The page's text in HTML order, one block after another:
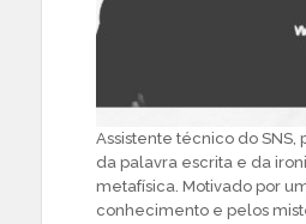
Assistente técnico do SNS,
da palavra escrita e da
metafísica. Motivado por
conhecimento e pelos